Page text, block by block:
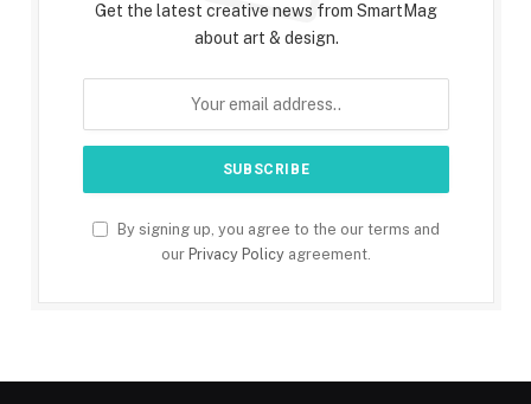
Get the latest creative news from SmartMag
about art & design.
By signing up, you agree to the our terms and
our Privacy Policy agreement.